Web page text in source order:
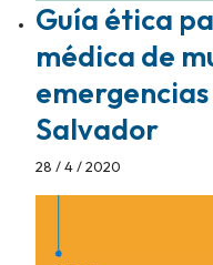
Guía ética
médica de
Salvador
28 / 4 / 2020